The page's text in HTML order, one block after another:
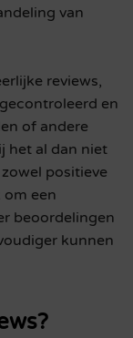
van
reviews,
en
of andere
het al dan niet
positieve
om een
beoordelingen
kunnen